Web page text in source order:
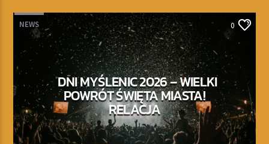
NEWS 0
DNI MYŚLENIC 2026 – WIELKI
POWRÓT ŚWIĘTA MIASTA!
RELACJA